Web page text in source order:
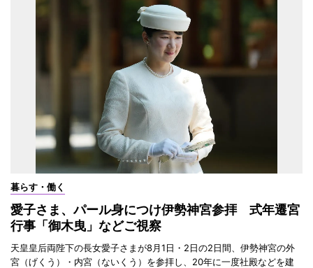
暮らす・働く
愛子さま、パール身につけ伊勢神宮参拝 式年遷宮
行事「御木曳」などご視察
天皇皇后両陛下の長女愛子さまが8月1日・2日の2日間、伊勢神宮の外
宮（げくう）・内宮（ないくう）を参拝し、20年に一度社殿などを建